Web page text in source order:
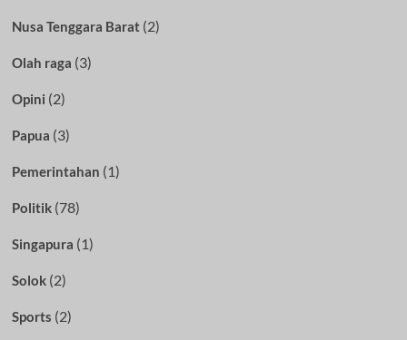
Nusa Tenggara Barat(2)
Olah raga (3)
Opini (2)
Papua (3)
Pemerintahan (1)
Politik(78)
Singapura (1)
Solok(2)
Sports (2)